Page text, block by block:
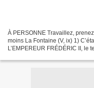
À PERSONNE Travaillez,
moins La Fontaine (V, ix) 1)
L’EMPEREUR FRÉDÉRIC II, le